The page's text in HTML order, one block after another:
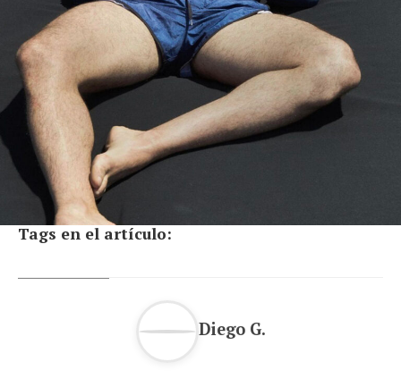
Tags en el artículo:
Diego G.